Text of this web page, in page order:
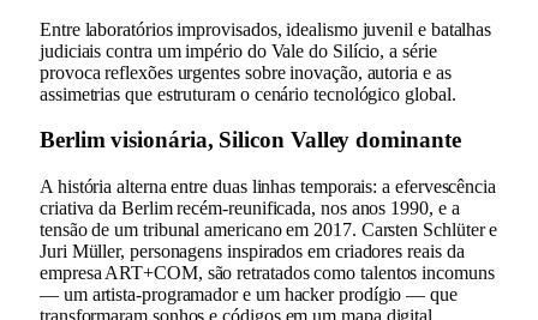
Entre laboratórios improvisados, idealismo juvenil e batalhas
judiciais contra um império do Vale do Silício, a série
provoca reflexões urgentes sobre inovação, autoria e as
assimetrias que estruturam o cenário tecnológico global.
Berlim visionária, Silicon Valley dominante
A história alterna entre duas linhas temporais: a efervescência
criativa da Berlim recém-reunificada, nos anos 1990, e a
tensão de um tribunal americano em 2017. Carsten Schlüter e
Juri Müller, personagens inspirados em criadores reais da
empresa ART+COM, são retratados como talentos incomuns
— um artista-programador e um hacker prodígio — que
transformaram sonhos e códigos em um mapa digital